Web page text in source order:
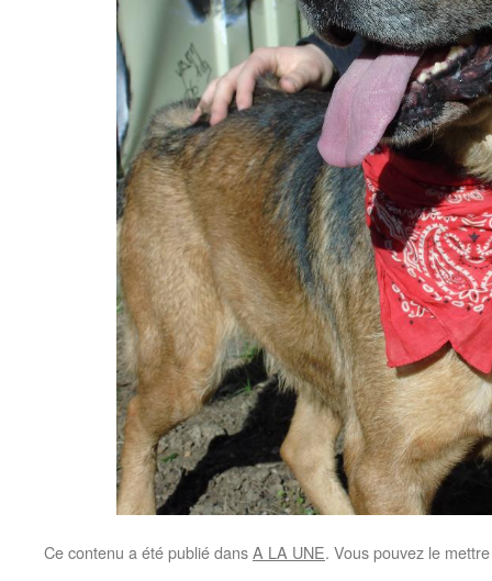
Ce contenu a été publié dansA LA UNE. Vous pouvez le